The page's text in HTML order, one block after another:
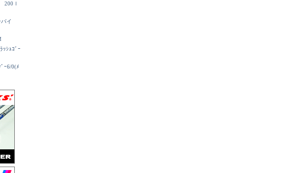
200ｌ
イ
ｯｼｭｺﾞｰ
ｰ6/0(ﾒ